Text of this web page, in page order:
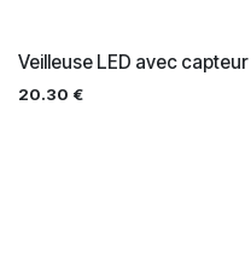
Veilleuse LED avec capteur
20.30 €